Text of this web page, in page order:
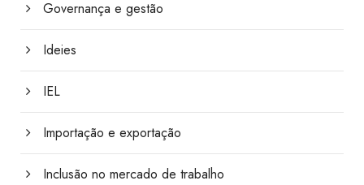
Governança e gestão
Ideies
IEL
Importação e exportação
Inclusão no mercado de trabalho